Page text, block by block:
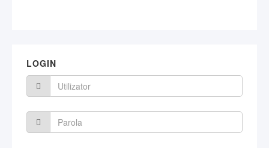
LOGIN